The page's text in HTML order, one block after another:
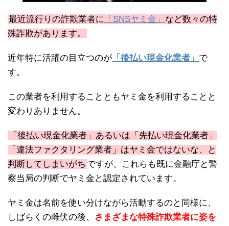
最近流行りの詐欺業者に 「SNSヤミ金」 など数々の特
殊詐欺があります。
近年特に活躍の目立つのが 「後払い現金化業者」 で
す。
この業者を利用することともヤミ金を利用することと
変わりありません。
「後払い現金化業者」あるいは「先払い現金化業者」
「違法ファクタリング業者」はヤミ金ではないな、と
判断してしまいがち ですが、これらも既に金融庁と警
察当局の判断でヤミ金と認定されています。
ヤミ金は名前を使い分けながら活動するのと同様に、
しばらくの雌伏の後、
さまざまな特殊詐欺業者に姿を